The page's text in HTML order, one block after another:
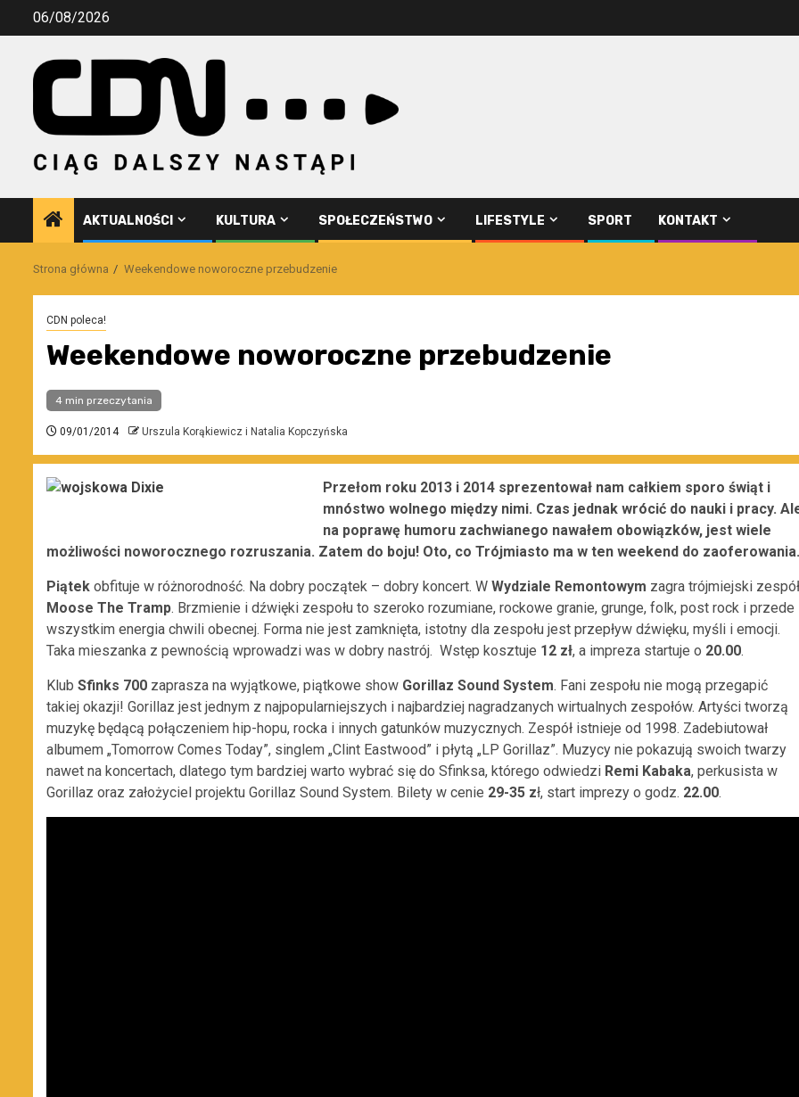
Przejdź06/08/2026
AKTUALNOŚCI KULTURA SPOŁECZEŃSTWO LIFESTYLE SPORT KONTAKT
Strona główna Weekendowe noworoczne przebudzenie
CDN poleca!
Weekendowe noworoczne przebudzenie
4 min przeczytania
09/01/2014 Urszula Korąkiewicz i Natalia Kopczyńska
Przełom roku 2013 i 2014 sprezentował nam całkiem sporo świąt i
mnóstwo wolnego między nimi. Czas jednak wrócić do nauki i pracy.
na poprawę humoru zachwianego nawałem obowiązków, jest wiele
możliwości noworocznego rozruszania. Zatem do boju! Oto, co Trójmiasto ma w ten weekend do zaoferowania.
Piątek obfituje w różnorodność. Na dobry początek – dobry koncert. W Wydziale Remontowym zagra trójmiejski zespół
Moose The Tramp. Brzmienie i dźwięki zespołu to szeroko rozumiane, rockowe granie, grunge, folk, post rock i przede
wszystkim energia chwili obecnej. Forma nie jest zamknięta, istotny dla zespołu jest przepływ dźwięku, myśli i emocji.
Taka mieszanka z pewnością wprowadzi was w dobry nastrój. Wstęp kosztuje 12 zł, a impreza startuje o 20.00.
Klub Sfinks 700 zaprasza na wyjątkowe, piątkowe show Gorillaz Sound System. Fani zespołu nie mogą przegapić
takiej okazji! Gorillaz jest jednym z najpopularniejszych i najbardziej nagradzanych wirtualnych zespołów. Artyści tworzą
muzykę będącą połączeniem hip-hopu, rocka i innych gatunków muzycznych. Zespół istnieje od 1998. Zadebiutował
albumem „Tomorrow Comes Today”, singlem „Clint Eastwood” i płytą „LP Gorillaz”. Muzycy nie pokazują swoich twarzy
nawet na koncertach, dlatego tym bardziej warto wybrać się do Sfinksa, którego odwiedzi Remi Kabaka, perkusista w
Gorillaz oraz założyciel projektu Gorillaz Sound System. Bilety w cenie 29-35 zł, start imprezy o godz. 22.00.